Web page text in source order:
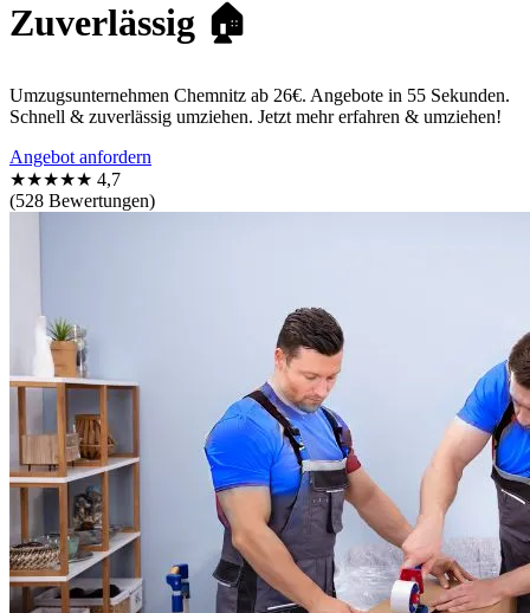
Zuverlässig 🏠
Umzugsunternehmen Chemnitz ab 26€. Angebote in 55 Sekunden.
Schnell & zuverlässig umziehen. Jetzt mehr erfahren & umziehen!
Angebot anfordern
★★★★★ 4,7
(528 Bewertungen)